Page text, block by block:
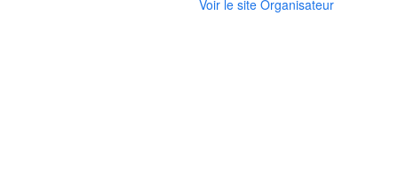
Voir le site Organisateur